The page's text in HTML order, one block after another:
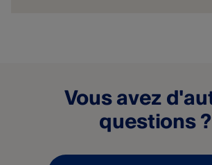
Vous avez
questions ?